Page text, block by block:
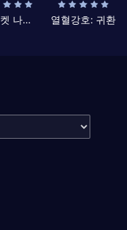
뮤: 포켓 나이츠 열혈강호: 귀환